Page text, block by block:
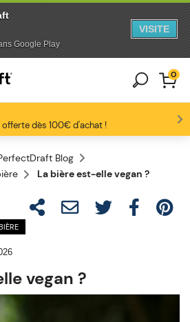
Google Play
VISITE
Aller au contenu
Sauter au pied de page
offerte dès 100€ d'achat !
-10% dès 3 fûts unitaires
nous adorent
0
Blog
La bière est-elle vegan ?
vegan ?